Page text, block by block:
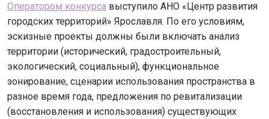
Оператором конкурса выступило АНО «Центр развития
городских территорий» Ярославля. По его условиям,
эскизные проекты должны были включать анализ
территории (исторический, градостроительный,
экологический, социальный), функциональное
зонирование, сценарии использования пространства в
разное время года, предложения по ревитализации
(восстановления и использования) существующих